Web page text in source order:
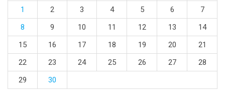
1
2 3 4 5 6
7
8
9 10 11 12 13
14
15
16 17 18 19 20
21
22
23 24 25 26 27
28
29
30